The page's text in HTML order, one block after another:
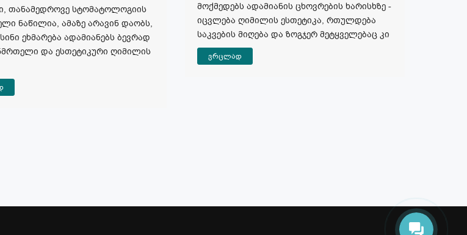
თანამედროვე სტომატოლოგიის
ნაწილია, ამაზე არავინ დაობს,
ეხმარება ადამიანებს ბევრად
და ესთეტიკური ღიმილის
მოქმედებს ადამიანის ცხოვრების ხარისხზე -
იცვლება ღიმილის ესთეტიკა, რთულდება
საკვების მიღება და ზოგჯერ მეტყველებაც კი
ვრცლად